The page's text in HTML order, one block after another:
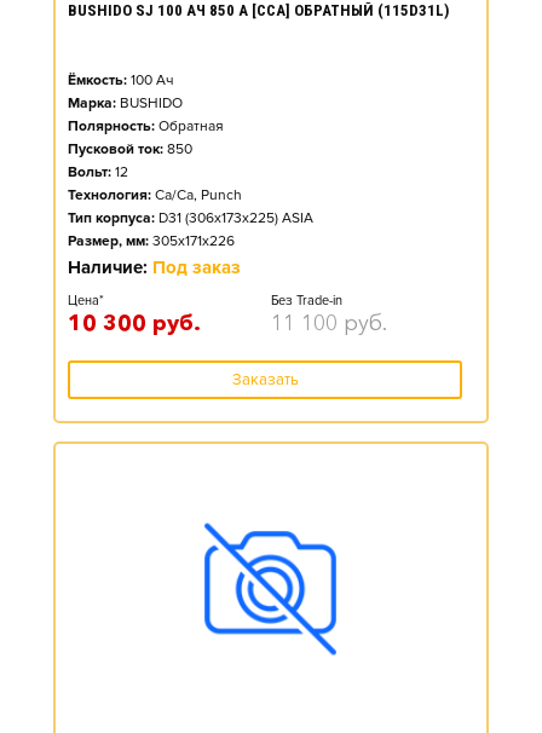
BUSHIDO SJ 100 АЧ 850 А [CCA] ОБРАТНЫЙ (115D31L)
Ёмкость: 100 Ач
Марка: BUSHIDO
Полярность: Обратная
Пусковой ток: 850
Вольт: 12
Технология: Ca/Ca, Punch
Тип корпуса: D31 (306x173x225) ASIA
Размер, мм: 305x171x226
Наличие: Под заказ
Цена*
10 300 руб.
Без Trade-in
11 100 руб.
Заказать